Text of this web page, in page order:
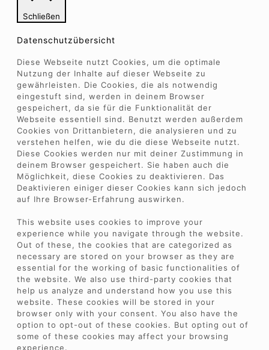
Schließen
Datenschutzübersicht
Diese Webseite nutzt Cookies, um die optimale
Nutzung der Inhalte auf dieser Webseite zu
gewährleisten. Die Cookies, die als notwendig
eingestuft sind, werden in deinem Browser
gespeichert, da sie für die Funktionalität der
Webseite essentiell sind. Benutzt werden außerdem
Cookies von Drittanbietern, die analysieren und zu
verstehen helfen, wie du die diese Webseite nutzt.
Diese Cookies werden nur mit deiner Zustimmung in
deinem Browser gespeichert. Sie haben auch die
Möglichkeit, diese Cookies zu deaktivieren. Das
Deaktivieren einiger dieser Cookies kann sich jedoch
auf Ihre Browser-Erfahrung auswirken.
This website uses cookies to improve your
experience while you navigate through the website.
Out of these, the cookies that are categorized as
necessary are stored on your browser as they are
essential for the working of basic functionalities of
the website. We also use third-party cookies that
help us analyze and understand how you use this
website. These cookies will be stored in your
browser only with your consent. You also have the
option to opt-out of these cookies. But opting out of
some of these cookies may affect your browsing
experience.